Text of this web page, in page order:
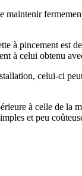
maintenir
à pincement est
à celui obtenu
celui-ci
à celle de la
et peu